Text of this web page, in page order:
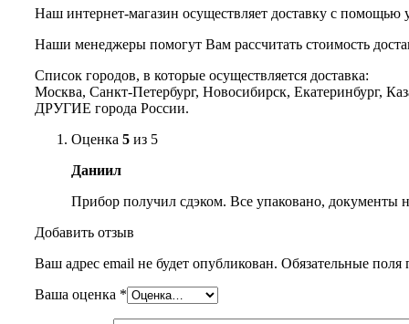
Наш интернет-магазин осуществляет доставку с помощью
Наши менеджеры помогут Вам рассчитать стоимость
Список городов, в которые осуществляется доставка:
Москва, Санкт-Петербург, Новосибирск, Екатеринбург,
ДРУГИЕ города России.
Оценка 5 из 5
Даниил
Прибор получил сдэком. Все упаковано, документы
Добавить отзыв
Ваш адрес email не будет опубликован. Обязательные
Ваша оценка *